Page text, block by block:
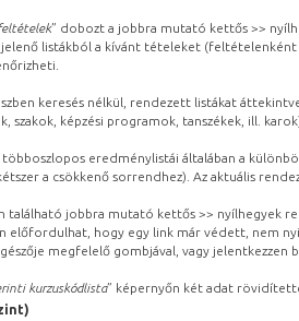
” dobozt a jobbra mutató kettős >>
listákból a kívánt tételeket (feltételenként
keresés nélkül, rendezett listákat
szakok, képzési programok, tanszékek, ill.
többoszlopos eredménylistái általában a
a csökkenő sorrendhez). Az aktuális
található jobbra mutató kettős >> nyílhegyek
előfordulhat, hogy egy link már védett, nem
megfelelő gombjával, vagy
kurzuskódlista” képernyőn két adat